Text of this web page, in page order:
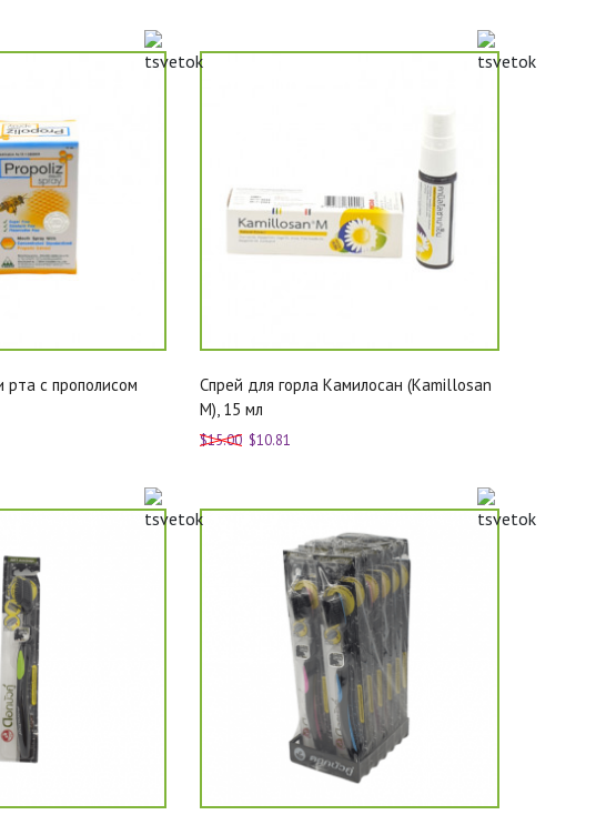
рта с прополисом
Спрей для горла Камилосан (Kamillosan
M), 15 мл
$15.00 $10.81